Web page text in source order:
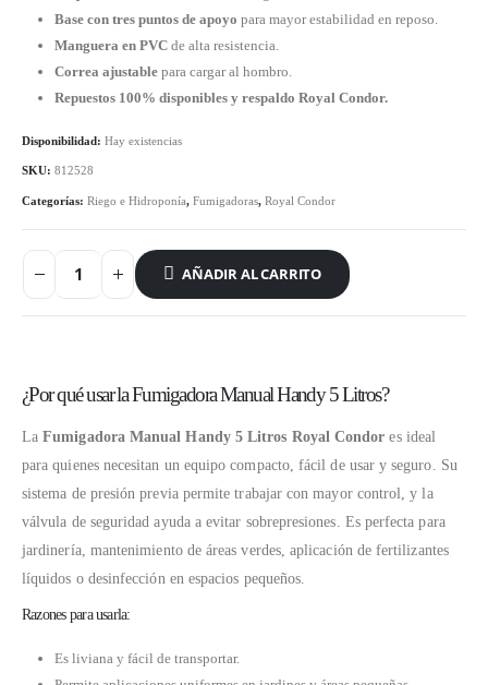
Base con tres puntos de apoyo para mayor estabilidad en reposo.
Manguera en PVCde alta resistencia.
Correa ajustablepara cargar al hombro.
Repuestos 100% disponibles y respaldo Royal Condor.
Disponibilidad: Hay existencias
SKU: 812528
Categorías: Riego e Hidroponía, Fumigadoras, Royal Condor
AÑADIR AL CARRITO
¿Por qué usar la Fumigadora Manual Handy 5 Litros?
LaFumigadora Manual Handy 5 Litros Royal Condor es ideal
para quienes necesitan un equipo compacto, fácil de usar y seguro. Su
sistema de presión previa permite trabajar con mayor control, y la
válvula de seguridad ayuda a evitar sobrepresiones. Es perfecta para
jardinería, mantenimiento de áreas verdes, aplicación de fertilizantes
líquidos o desinfección en espacios pequeños.
Razones para usarla:
Es liviana y fácil de transportar.